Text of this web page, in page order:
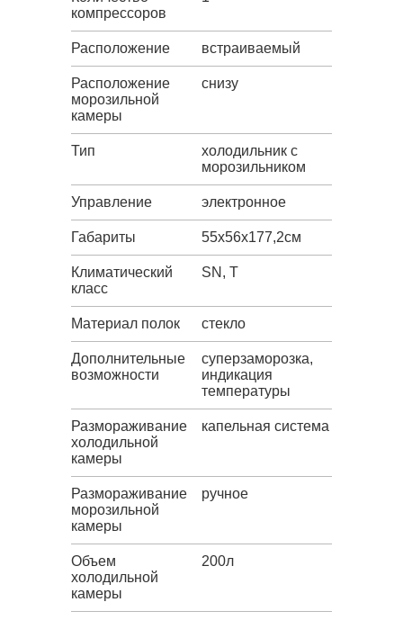
компрессоров
Расположение встраиваемый
Расположение
морозильной
камеры
снизу
Тип
холодильник с
морозильником
Управление электронное
Габариты 55х56х177,2см
Климатический
класс
SN, T
Материал полок стекло
Дополнительные
возможности
суперзаморозка,
индикация
температуры
Размораживание
холодильной
камеры
капельная система
Размораживание
морозильной
камеры
ручное
Объем
холодильной
камеры
200л